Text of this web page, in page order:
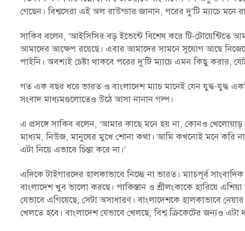
গেছেন। বিশ্বসেরা এই অল রাউন্ডার জানান, পরের দু’টি ম্যাচে
সাকিব বলেন, ‘আইসিসির বড় ইভেন্টে বিশেষ করে টি-
আমাদের আক্ষেপ রয়েছে। এবার আমাদের সামনে সুযোগ আছে
পাইনি। অবশ্যই চেষ্টা থাকবে পরের দু’টি ম্যাচে এমন কিছু করার,
গত এক বছর ধরে ভারত ও বাংলাদেশ ম্যাচ মানেই যেন যুদ্ধ-যুদ্ধ
সংবাদ মাধ্যমগুলোতেও উঠে আসা নানান গল্প।
এ প্রসঙ্গে সাকিব বলেন, ‘আমার কাছে মনে হয় না, কোনও খেলোয়াড়
মাধ্যম, নিউজ, মানুষের মুখে শোনা কথা। আমি কখনোই মনে করি
এটা নিয়ে এভাবে চিন্তা করে না।’
এদিকে টাইগারদের হালকাভাবে নিচ্ছে না ভারত। ম্যাচপূর্ব
বাংলাদেশ খুব ভালো করছে। পাকিস্তান ও শ্রীলংকাকে হারিয়ে
যেভাবে এগিয়েছে, সেটা অসাধারণ। বাংলাদেশকে হালকাভাবে
খেলতে হবে। বাংলাদেশ যেভাবে খেলছে, বিশ্ব ক্রিকেটের জন্যও এটা